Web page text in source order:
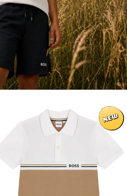
חולצת
צווארון
BOSS
קטן